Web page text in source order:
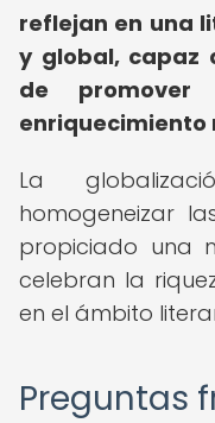
reflejan en una
y global, capaz
de
enriquecimiento
La
homogeneizar
propiciado una
celebran la
en el ámbito
Preguntas